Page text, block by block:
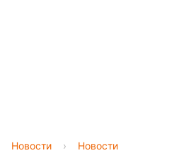
Новости › Новости